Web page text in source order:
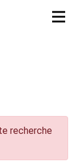
recherche